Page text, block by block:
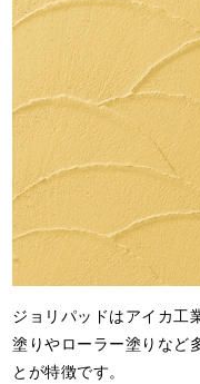
ジョリパッドはアイカ工
塗りやローラー塗りなど
とが特徴です。